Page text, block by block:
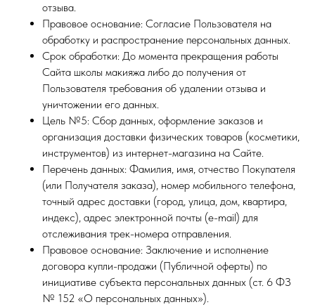
отзыва.
Правовое основание: Согласие Пользователя на
обработку и распространение персональных данных.
Срок обработки: До момента прекращения работы
Сайта школы макияжа либо до получения от
Пользователя требования об удалении отзыва и
уничтожении его данных.
Цель №5: Сбор данных, оформление заказов и
организация доставки физических товаров (косметики,
инструментов) из интернет-магазина на Сайте.
Перечень данных: Фамилия, имя, отчество Покупателя
(или Получателя заказа), номер мобильного телефона,
точный адрес доставки (город, улица, дом, квартира,
индекс), адрес электронной почты (e-mail) для
отслеживания трек-номера отправления.
Правовое основание: Заключение и исполнение
договора купли-продажи (Публичной оферты) по
инициативе субъекта персональных данных (ст. 6 ФЗ
№ 152 «О персональных данных»).